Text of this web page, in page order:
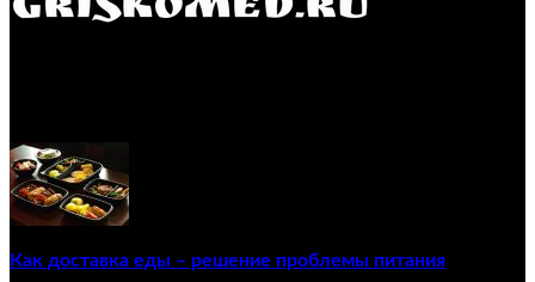
Как доставка еды – решение проблемы питания